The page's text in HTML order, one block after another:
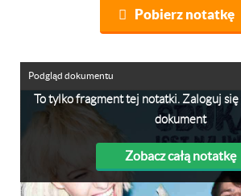
Pobierz notatkę
To tylko fragment tej notatki. Zaloguj się
dokument
Zobacz całą notatkę
Podgląd dokumentu